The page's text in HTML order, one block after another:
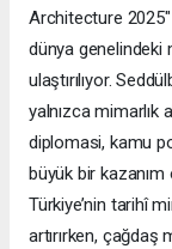
Architecture 2025"
dünya genelindeki
ulaştırılıyor.
yalnızca mimarlık
diplomasi, kamu
büyük bir kazanım
Türkiye’nin tarihî
artırırken,